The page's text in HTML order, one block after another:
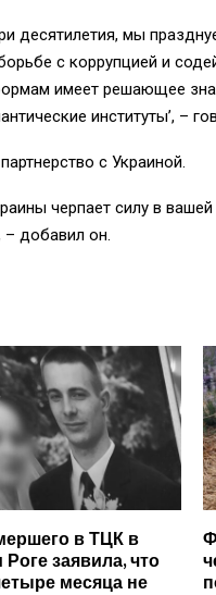
десятилетия, мы
с коррупцией и
имеет решающее
институты’, –
с Украиной.
черпает силу в
– добавил он.
в ТЦК в
заявила, что
месяца не